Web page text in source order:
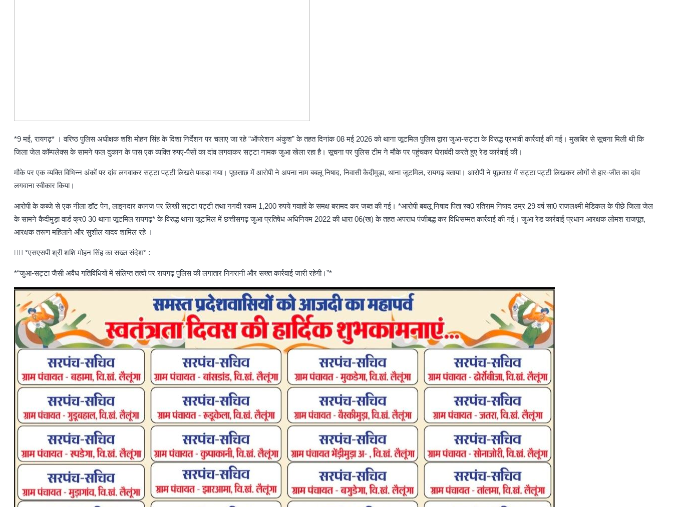
*9 मई, रायगढ़* । वरिष्ठ पुलिस अधीक्षक शशि मोहन सिंह के दिशा निर्देशन पर चलाए जा रहे “ऑपरेशन अंकुश” के तहत दिनांक 08 मई 2026 को थाना जूटमिल पुलिस द्वारा जुआ-सट्टा के विरुद्ध प्रभावी कार्रवाई की गई। मुखबिर से सूचना मिली थी कि
जिला जेल कॉम्पलेक्स के सामने फल दुकान के पास एक व्यक्ति रुपए-पैसों का दांव लगवाकर सट्टा नामक जुआ खेला रहा है। सूचना पर पुलिस टीम ने मौके पर पहुंचकर घेराबंदी करते हुए रेड कार्रवाई की।
मौके पर एक व्यक्ति विभिन्न अंकों पर दांव लगवाकर सट्टा पट्टी लिखते पकड़ा गया। पूछताछ में आरोपी ने अपना नाम बबलू निषाद, निवासी कैदीमुड़ा, थाना जूटमिल, रायगढ़ बताया। आरोपी ने पूछताछ में सट्टा पट्टी लिखकर लोगों से हार-जीत का दांव
लगवाना स्वीकार किया।
आरोपी के कब्जे से एक नीला डॉट पेन, लाइनदार कागज पर लिखी सट्टा पट्टी तथा नगदी रकम 1,200 रुपये गवाहों के समक्ष बरामद कर जब्त की गई। *आरोपी बबलू निषाद पिता स्व0 रतिराम निषाद उम्र 29 वर्ष सा0 राजलक्ष्मी मेडिकल के पीछे जिला जेल
के सामने कैदीमुड़ा वार्ड क्र0 30 थाना जूटमिल रायगढ़* के विरुद्ध थाना जूटमिल में छत्तीसगढ़ जुआ प्रतिषेध अधिनियम 2022 की धारा 06(ख) के तहत अपराध पंजीबद्ध कर विधिसम्मत कार्रवाई की गई। जुआ रेड कार्रवाई प्रधान आरक्षक लोमश राजपूत,
आरक्षक तरूण महिलाने और सुशील यादव शामिल रहे ।
👉🏻 *एसएसपी श्री शशि मोहन सिंह का सख्त संदेश* :
*“जुआ-सट्टा जैसी अवैध गतिविधियों में संलिप्त तत्वों पर रायगढ़ पुलिस की लगातार निगरानी और सख्त कार्रवाई जारी रहेगी।”*